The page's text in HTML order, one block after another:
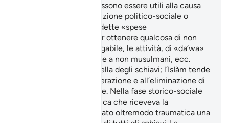
non musulmani che possono essere utili alla causa
islamica per la loro posizione politico-sociale o
professionale, le cosiddette «spese
segrete» effettuate per ottenere qualcosa di non
immediatamente divulgabile, le attività, di «da‘wa»
(appello all’Islâm) rivolte a non musulmani, ecc.
Un’altra categoria è quella degli schiavi; l’IsIàm tende
alla loro progressiva liberazione e all’eliminazione di
questa triste condizione. Nella fase storico-sociale
della società pre-islamica che riceveva la
Rivelazione, sarebbe stato oltremodo traumatica una